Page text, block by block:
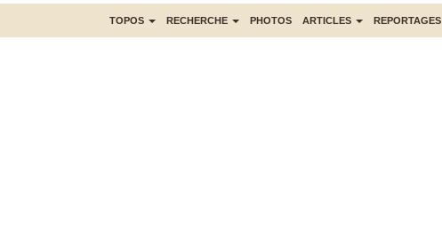
TOPOS RECHERCHE PHOTOS ARTICLES REPORTAGES